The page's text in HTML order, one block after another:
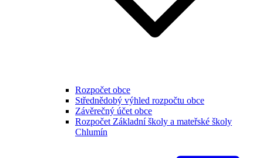
Rozpočet obce
Střednědobý výhled rozpočtu obce
Závěrečný účet obce
Rozpočet Základní školy a mateřské školy
Chlumín